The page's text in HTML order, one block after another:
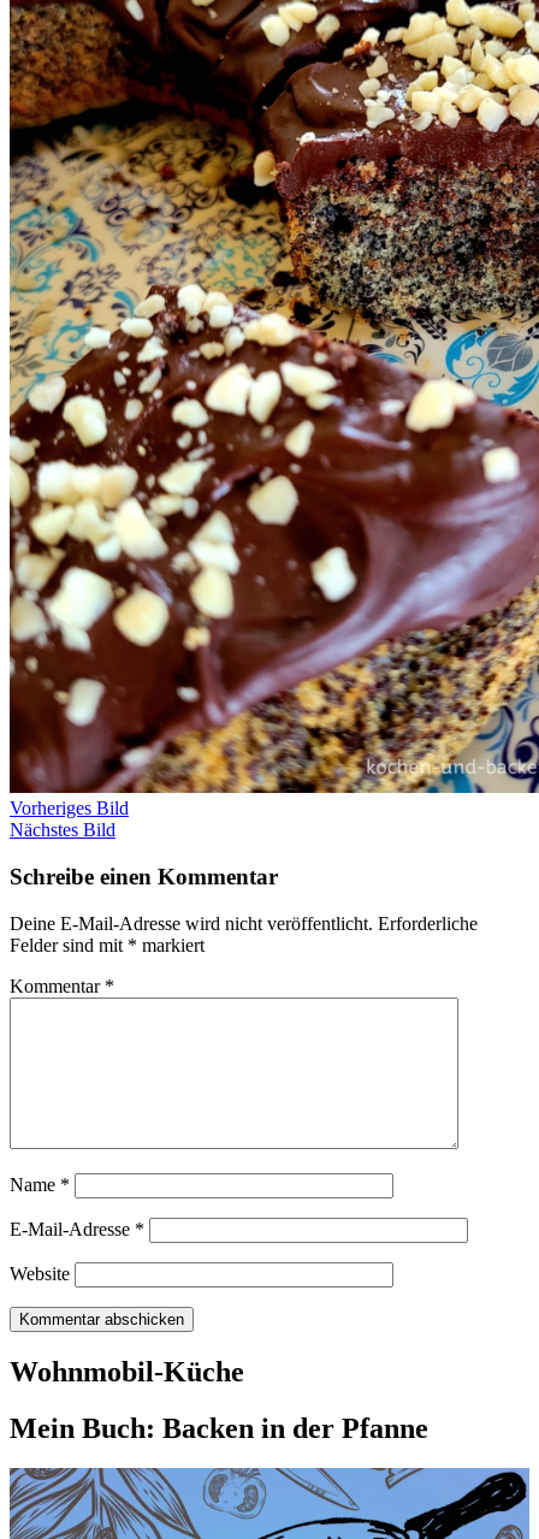
Vorheriges Bild
Nächstes Bild
Schreibe einen Kommentar
Deine E-Mail-Adresse wird nicht veröffentlicht. Erforderliche
Felder sind mit * markiert
Kommentar *
Name *
E-Mail-Adresse *
Website
Wohnmobil-Küche
Mein Buch: Backen in der Pfanne